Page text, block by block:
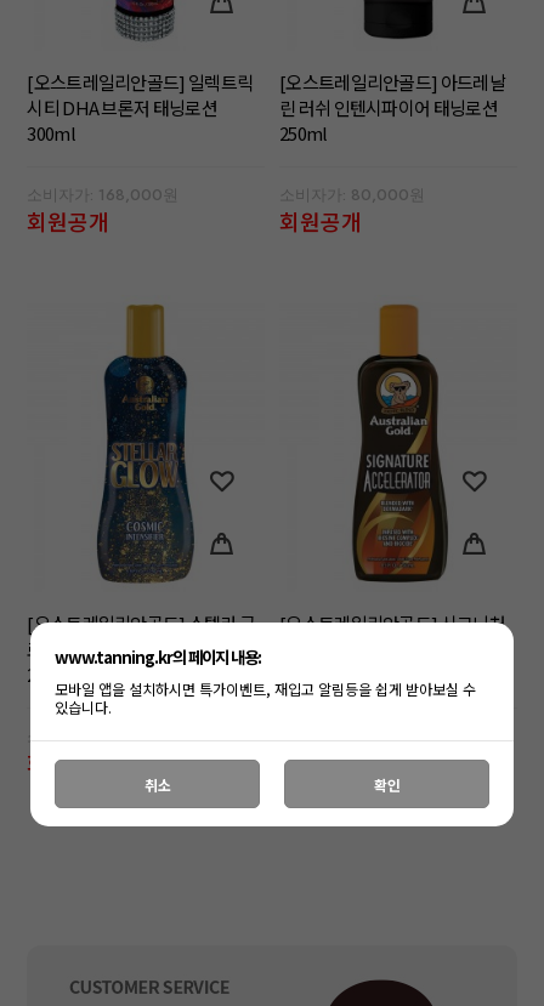
[오스트레일리안골드] 일렉트릭
시티 DHA 브론저 태닝로션
300ml
소비자가: 168,000원
회원공개
[오스트레일리안골드] 아드레날
린 러쉬 인텐시파이어 태닝로션
250ml
소비자가: 80,000원
회원공개
[오스트레일리안골드] 스텔라 글
로우 인텐시파이어 태닝로션
250ml
소비자가: 48,000원
회원공개
[오스트레일리안골드] 시그니처
소비자가: 42,000원
회원공개
www.tanning.kr의 페이지 내용:
모바일 앱을 설치하시면 특가이벤트, 재입고 알림등을 쉽게 받아보실 수
있습니다.
취소 확인